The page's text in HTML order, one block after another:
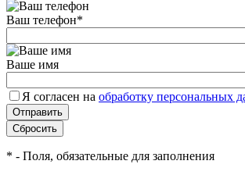
Ваш телефон*
Ваше имя
Я согласен на обработку персональных
* - Поля, обязательные для заполнения